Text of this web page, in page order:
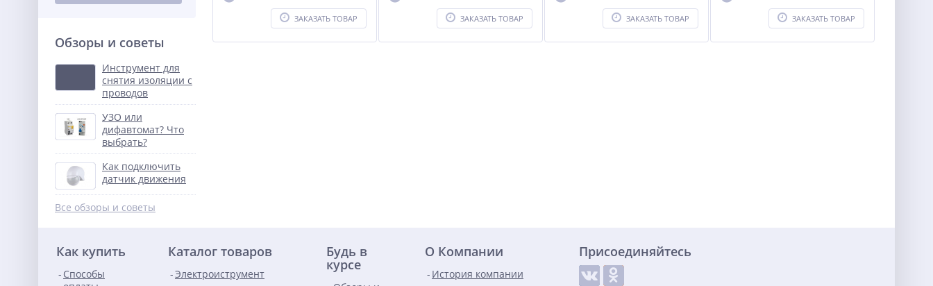
Обзоры и советы
Инструмент для
снятия изоляции с
проводов
УЗО или
дифавтомат? Что
выбрать?
Как подключить
датчик движения
Все обзоры и советы
ЗАКАЗАТЬ ТОВАР ЗАКАЗАТЬ ТОВАР ЗАКАЗАТЬ ТОВАР ЗАКАЗАТЬ ТОВАР
Как купить
Способы
Каталог товаров
Электроиструмент
Будь в
курсе
О Компании
История компании
Присоединяйтесь